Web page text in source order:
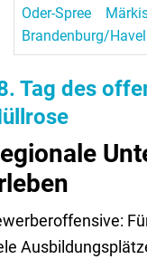
Oder-Spree
Brandenburg/Havel
Tag des